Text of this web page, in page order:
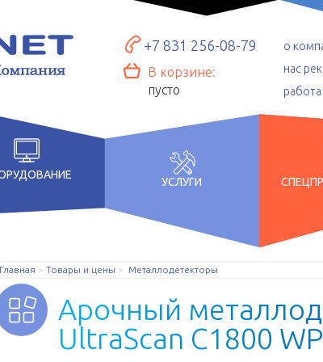
+7 831 256-08-79
В корзине:
пусто
о
нас
УСЛУГИ
Главная Товары и цены Металлодетекторы
Арочный металлод
UltraScan C1 800 WP